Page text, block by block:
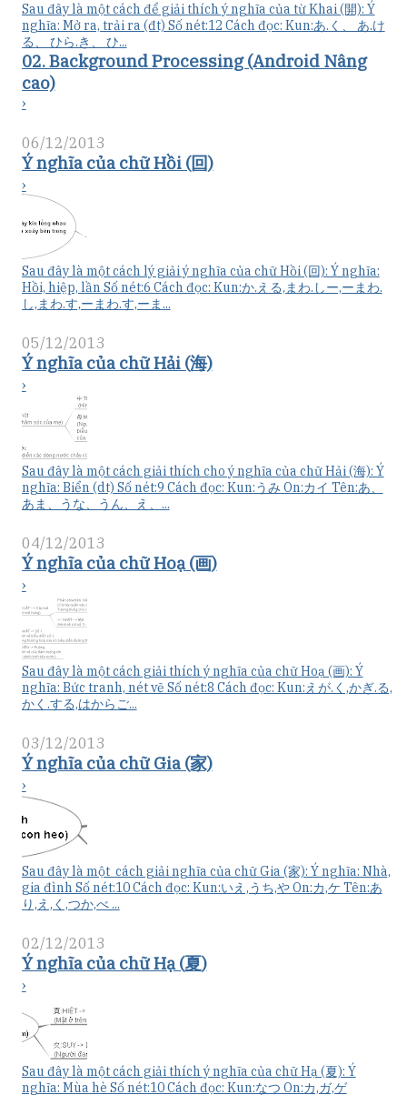
Sau đây là một cách để giải thích ý nghĩa của từ Khai (開): Ý
nghĩa: Mở ra, trải ra (đt) Số nét:12 Cách đọc: Kun:あ.く、 あ.け
る、 ひら.き、 ひ...
02. Background Processing (Android Nâng
cao)
›
06/12/2013
Ý nghĩa của chữ Hồi (回)
›
Sau đây là một cách lý giải ý nghĩa của chữ Hồi (回): Ý nghĩa:
Hồi, hiệp, lần Số nét:6 Cách đọc: Kun:か.える,まわ.しー,ーまわ.
し,まわ.す,ーまわ.す,ーま...
05/12/2013
Ý nghĩa của chữ Hải (海)
›
Sau đây là một cách giải thích cho ý nghĩa của chữ Hải (海): Ý
nghĩa: Biển (dt) Số nét:9 Cách đọc: Kun:うみ On:カイ Tên:あ、
あま、うな、うん、え、...
04/12/2013
Ý nghĩa của chữ Hoạ (画)
›
Sau đây là một cách giải thích ý nghĩa của chữ Hoạ (画): Ý
nghĩa: Bức tranh, nét vẽ Số nét:8 Cách đọc: Kun:えが.く,かぎ.る,
かく.する,はからご...
03/12/2013
Ý nghĩa của chữ Gia (家)
›
Sau đây là một cách giải nghĩa của chữ Gia (家): Ý nghĩa: Nhà,
gia đình Số nét:10 Cách đọc: Kun:いえ,うち,や On:カ,ケ Tên:あ
り,え,く,つか,べ ...
02/12/2013
Ý nghĩa của chữ Hạ (夏)
›
Sau đây là một cách giải thích ý nghĩa của chữ Hạ (夏): Ý
nghĩa: Mùa hè Số nét:10 Cách đọc: Kun:なつ On:カ,ガ,ゲ